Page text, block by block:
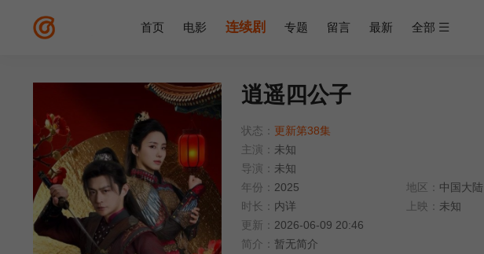
首页 电影 连续剧 专题 留言 最新 全部
逍遥四公子
状态： 更新第38集
主演： 未知
导演： 未知
年份： 2025 地区： 中国大陆
时长： 内详 上映： 未知
更新： 2026-06-09 20:46
简介： 暂无简介